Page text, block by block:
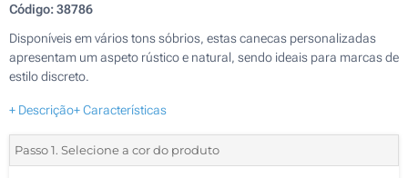
Código:38786
Disponíveis em vários tons sóbrios, estas canecas personalizadas
apresentam um aspeto rústico e natural, sendo ideais para marcas de
estilo discreto.
+ Descrição+ Características
Passo 1. Selecione a cor do produto